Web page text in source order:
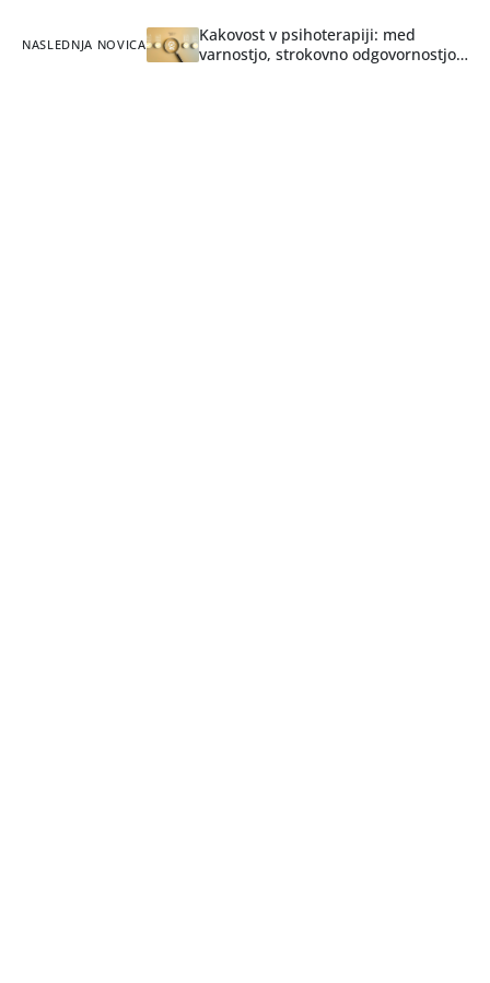
NASLEDNJA NOVICA
Kakovost v psihoterapiji: med
varnostjo, strokovno odgovornostjo